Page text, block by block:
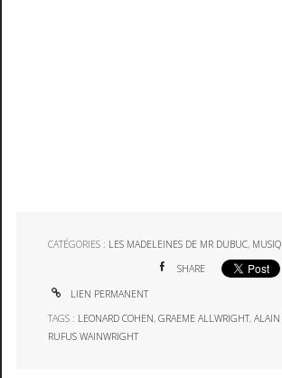
CATÉGORIES : LES MADELEINES DE MR DUBUC,
SHARE
LIEN PERMANENT
TAGS : LEONARD COHEN,GRAEME ALLWRIGHT,
RUFUS WAINWRIGHT